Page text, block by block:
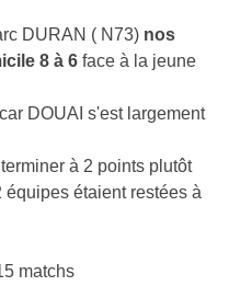
DURAN ( N73) nos
8 à 6 face à la jeune
DOUAI s'est largement
à 2 points plutôt
étaient restées à
matchs